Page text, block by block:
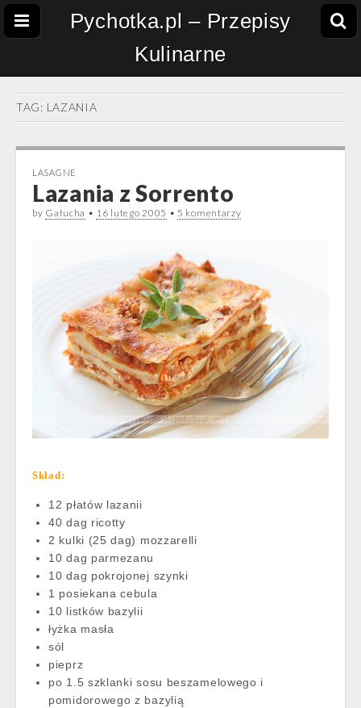
Pychotka.pl – Przepisy
Kulinarne
TAG: LAZANIA
LASAGNE
Lazania z Sorrento
by Gałucha • 16 lutego 2005 • 5 komentarzy
Skład:
12 płatów lazanii
40 dag ricotty
2 kulki (25 dag) mozzarelli
10 dag parmezanu
10 dag pokrojonej szynki
1 posiekana cebula
10 listków bazylii
łyżka masła
sól
pieprz
po 1.5 szklanki sosu beszamelowego i
pomidorowego z bazylią